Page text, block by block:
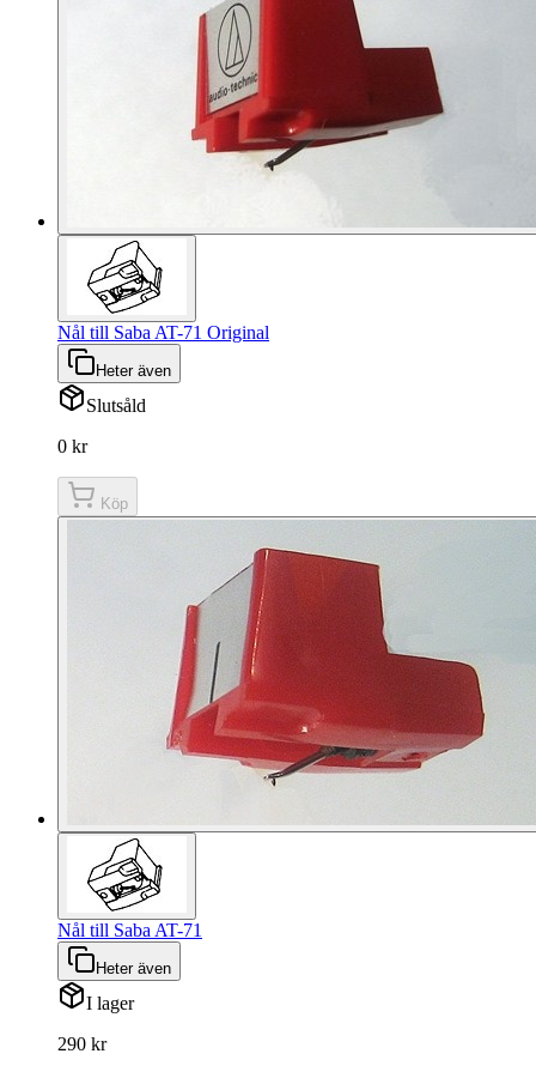
Nål till Saba AT-71 Original
Heter även
Slutsåld
0 kr
Köp
Nål till Saba AT-71
Heter även
I lager
290 kr